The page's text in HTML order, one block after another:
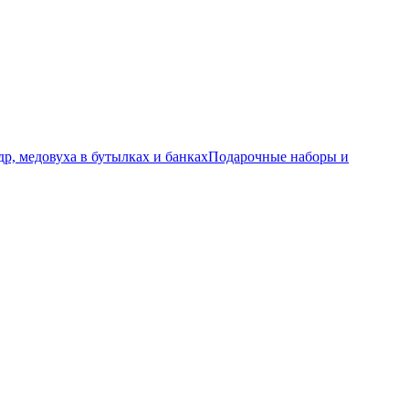
медовуха в бутылках и банкахПодарочные наборы и